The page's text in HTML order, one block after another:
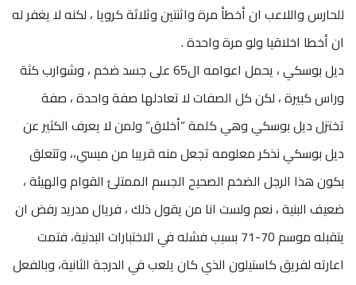
للحارس واللاعب ان أخطأ مرة واثنتين وثلاثة كرويا ، لكنه لا يغفر له
ان أخطا اخلاقيا ولو مرة واحدة .
ديل بوسكي ، يحمل اعوامه ال65 على جسد ضخم ، وشوارب كثة
وراس كبيرة ، لكن كل الصفات لا تعادلها صفة واحدة ، صفة
تختزل ديل بوسكي وهي كلمة “أخلاق” ولمن لا يعرف الكثير عن
ديل بوسكي نذكر معلومه تجعل منه قريبا من ميسي،، وتتعلق
بكون هذا الرجل الضخم الصحيح الجسم الممتلئ القوام والهيئة ،
ضعيف البنية ، نعم ولست انا من يقول ذلك ، فريال مدريد رفض ان
يتقبله موسم 70-71 بسبب فشله في الاختبارات البدنية، فتمت
اعارته لفريق كاستيلون الذي كان يلعب في الدرجة الثانية، وبالفعل